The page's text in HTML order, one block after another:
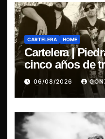
CARTELERA HOME
Cartelera |
cinco años de
The Ganjas en
06/08/2026